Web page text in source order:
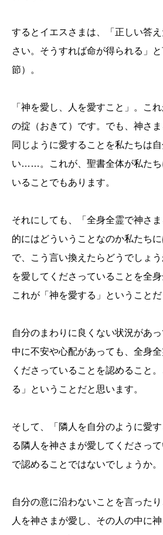
するとイエスさまは、「正しい答
さい。そうすれば命が得られる」
節）。
「神を愛し、人を愛すこと」。こ
の掟（おきて）です。でも、神さ
同じように愛することを私たちは
い……。これが、聖書全体が私たち
いることでもあります。
それにしても、「全身全霊で神さ
的にはどういうことなのか私たち
で、こう言い換えたらどうでしょ
を愛してくださっていることを全身
これが「神を愛する」ということだ
自分のまわりに良くない状況があ
中に不安や心配があっても、全身
くださっていることを認めること
る」ということだと思います。
そして、「隣人を自分のように愛
る隣人を神さまが愛してくださっ
で認めることではないでしょうか。
自分の意に沿わないことを言った
人を神さまが愛し、その人の中に